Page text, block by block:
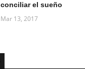
conciliar el sueño
Mar 13, 2017